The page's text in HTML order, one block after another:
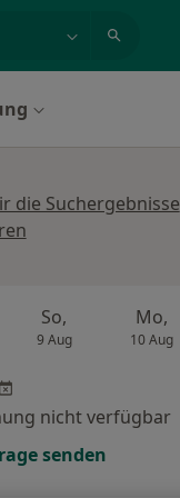
die Suchergebnisse
So,
9 Aug
Mo,
10 Aug
nicht verfügbar
senden